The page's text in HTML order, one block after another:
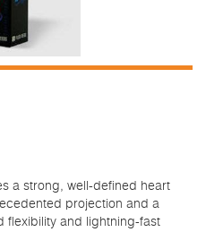
a strong, well-defined heart
projection and a
flexibility and lightning-fast